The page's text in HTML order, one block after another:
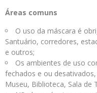
Áreas comuns
O uso da máscara é
Santuário, corredores,
e outros;
Os ambientes de uso
fechados e ou
Museu, Biblioteca, Sala de